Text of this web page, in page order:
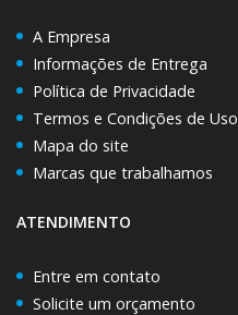
A Empresa
Informações de Entrega
Política de Privacidade
Termos e Condições de Uso
Mapa do site
Marcas que trabalhamos
ATENDIMENTO
Entre em contato
Solicite um orçamento